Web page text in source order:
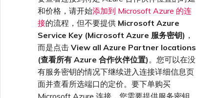
限制与配额
AWS 常见问题
Oracle Cloud Infrastructure
OVHcloud
Salesforce Express
Salesforce MCR 连接
SAP HANA Enterprise
MCR 的 NAT 工作原理
MCR 私有云间互联
终止 MCR
Check Point CloudGuard
Fortinet FortiGate
监控维护和中断事件
锁定 Megaport 服务
Megaport 授权书
VXC、Megaport Internet 和
客户注册与入驻
创建 Megaport Internet 连
创建 MCR
使用 API 创建 MCR VXC
Megaport Terraform
在演示环境中测试
客户安全责任
和价格，请开始添加到 Microsoft Azure 的连
接的流程，但不要提供 Microsoft Azure
Service Key (Microsoft Azure 服务密钥) ，
而是点击 View all Azure Partner locations
(查看所有 Azure 合作伙伴位置) 。您可以在没
有服务密钥的情况下继续进入连接详细信息页
面并查看所选端口的定价。要下单购买
Microsoft Azure 连接，您需要提供服务密钥